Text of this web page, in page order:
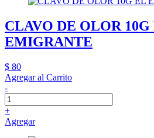
CLAVO DE OLOR 10G
EMIGRANTE
$ 80
Agregar al Carrito
-
+
Agregar